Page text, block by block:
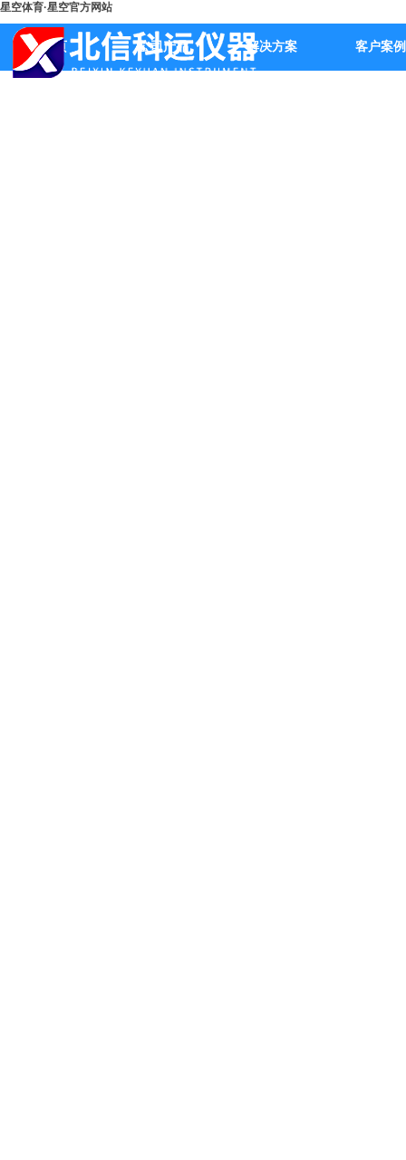
星空体育·星空官方网站
首页 公司产品 解决方案 客户案例